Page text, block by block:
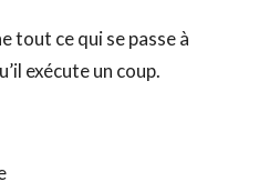
tout ce qui se passe à
exécute un coup.